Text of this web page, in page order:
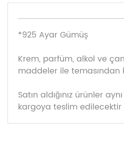
*925 Ayar Gümüş
Krem, parfüm, alkol ve
maddeler ile temasından
Satın aldığınız ürünler
kargoya teslim edilecektir